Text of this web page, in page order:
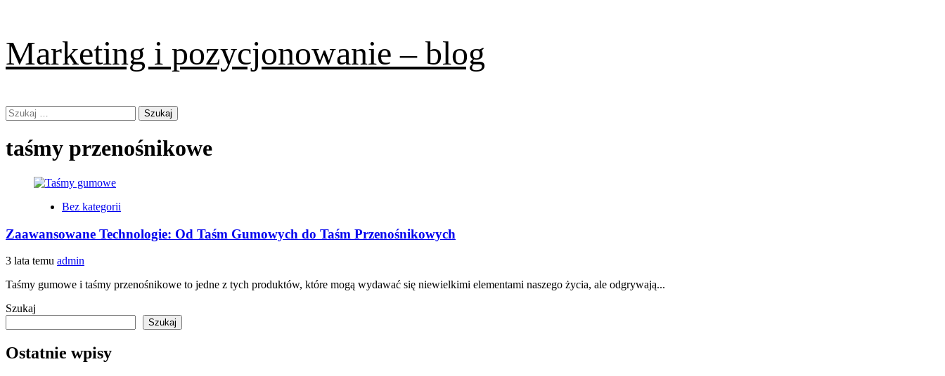
to
content
Marketing i pozycjonowanie – blog
Primary
Menu
Szukaj:
taśmy przenośnikowe
Bez kategorii
Zaawansowane Technologie: Od Taśm Gumowych do Taśm Przenośnikowych
3 lata temu admin
Taśmy gumowe i taśmy przenośnikowe to jedne z tych produktów, które mogą wydawać się niewielkimi elementami naszego życia, ale odgrywają...
Szukaj
Szukaj
Ostatnie wpisy